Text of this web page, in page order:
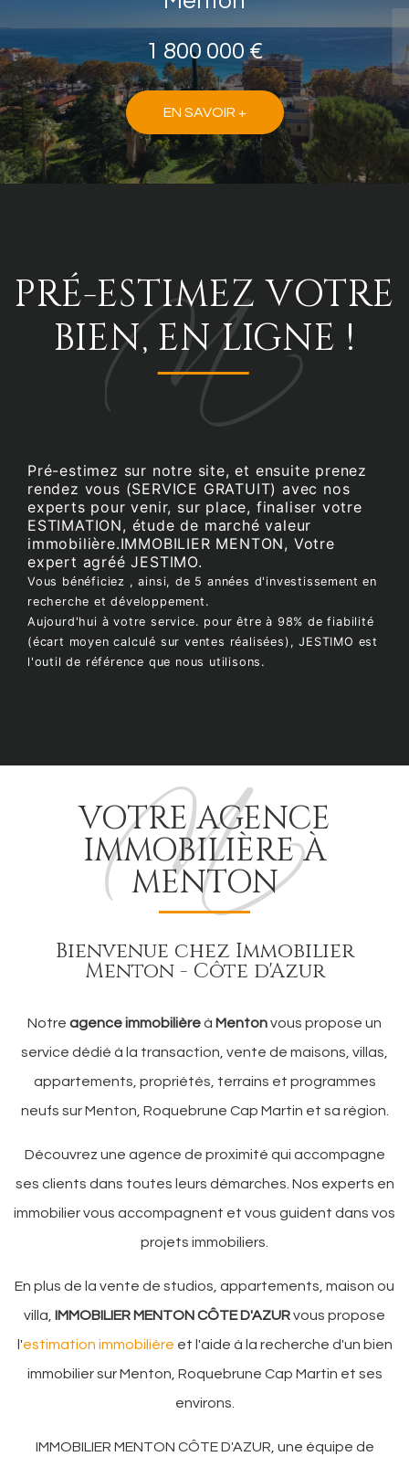
1 800 000 €
EN SAVOIR +
PRÉ-ESTIMEZ VOTRE
BIEN, EN LIGNE !
Pré-estimez sur notre site, et ensuite prenez
rendez vous (SERVICE GRATUIT) avec nos
experts pour venir, sur place, finaliser votre
ESTIMATION, étude de marché valeur
immobilière.IMMOBILIER MENTON, Votre
expert agréé JESTIMO.
Vous bénéficiez , ainsi, de 5 années d'investissement en
recherche et développement.
Aujourd'hui à votre service. pour être à 98% de fiabilité
(écart moyen calculé sur ventes réalisées), JESTIMO est
l'outil de référence que nous utilisons.
VOTRE AGENCE
IMMOBILIÈRE À
MENTON
Bienvenue chez Immobilier
Menton - Côte d'Azur
Notre agence immobilièreà Mentonvous propose un
service dédié à la transaction, vente de maisons, villas,
appartements, propriétés, terrains et programmes
neufs sur Menton, Roquebrune Cap Martin et sa région.
Découvrez une agence de proximité qui accompagne
ses clients dans toutes leurs démarches. Nos experts en
immobilier vous accompagnent et vous guident dans vos
projets immobiliers.
En plus de la vente de studios, appartements, maison ou
villa, IMMOBILIER MENTON CÔTE D'AZURvous propose
l'estimation immobilière et l'aide à la recherche d'un bien
immobilier sur Menton, Roquebrune Cap Martin et ses
environs.
IMMOBILIER MENTON CÔTE D'AZUR, une équipe de